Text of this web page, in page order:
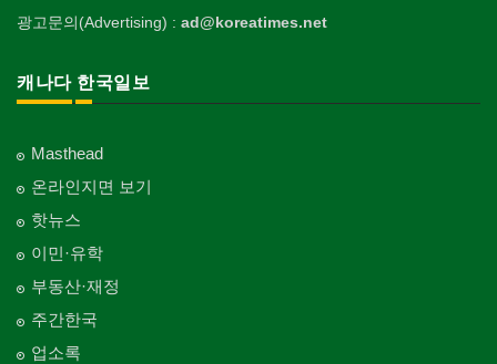
광고문의(Advertising) : ad@koreatimes.net
캐나다 한국일보
Masthead
온라인지면 보기
핫뉴스
이민·유학
부동산·재정
주간한국
업소록